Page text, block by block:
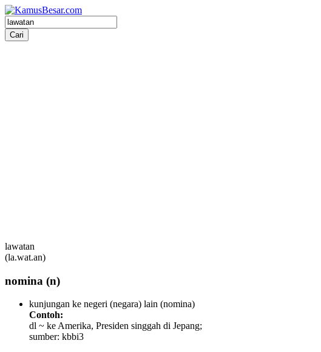
lawatan
(la.wat.an)
nomina (n)
kunjungan ke negeri (negara) lain (nomina)
Contoh:
dl ~ ke Amerika, Presiden singgah di Jepang;
sumber: kbbi3